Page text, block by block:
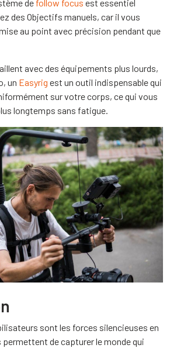
de follow focus est essentiel
des Objectifs manuels, car il vous
au point avec précision pendant que
avec des équipements plus lourds,
un Easyrig est un outil indispensable qui
sur votre corps, ce qui vous
longtemps sans fatigue.
sont les forces silencieuses en
de capturer le monde qui